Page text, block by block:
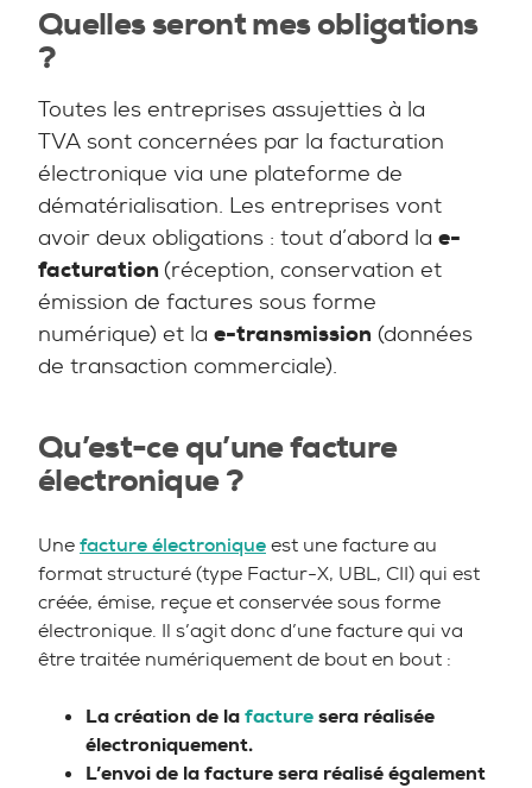
Quelles seront mes obligations
?
Toutes les entreprises assujetties à la
TVA sont concernées par la facturation
électronique via une plateforme de
dématérialisation. Les entreprises vont
avoir deux obligations : tout d’abord la e-
facturation(réception, conservation et
émission de factures sous forme
numérique) et la e-transmission (données
de transaction commerciale).
Qu’est-ce qu’une facture
électronique ?
Unefacture électroniqueest une facture au
format structuré (type Factur-X, UBL, CII) qui est
créée, émise, reçue et conservée sous forme
électronique. Il s’agit donc d’une facture qui va
être traitée numériquement de bout en bout :
La création de lafacturesera réalisée
électroniquement.
L’envoi de la facture sera réalisé également